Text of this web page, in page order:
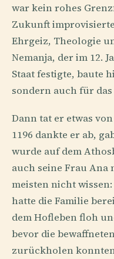
war kein rohes
Zukunft
Ehrgeiz, Theologie
Nemanja, der im 12.
Staat festigte, baute
sondern auch für
Dann tat er etwas
1196 dankte er ab,
wurde auf dem
auch seine Frau Ana
meisten nicht
hatte die Familie
dem Hofleben floh
bevor die
zurückholen